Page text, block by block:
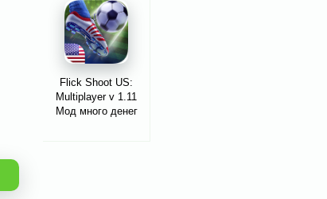
Flick Shoot US:
Multiplayer v 1.11
Мод много денег